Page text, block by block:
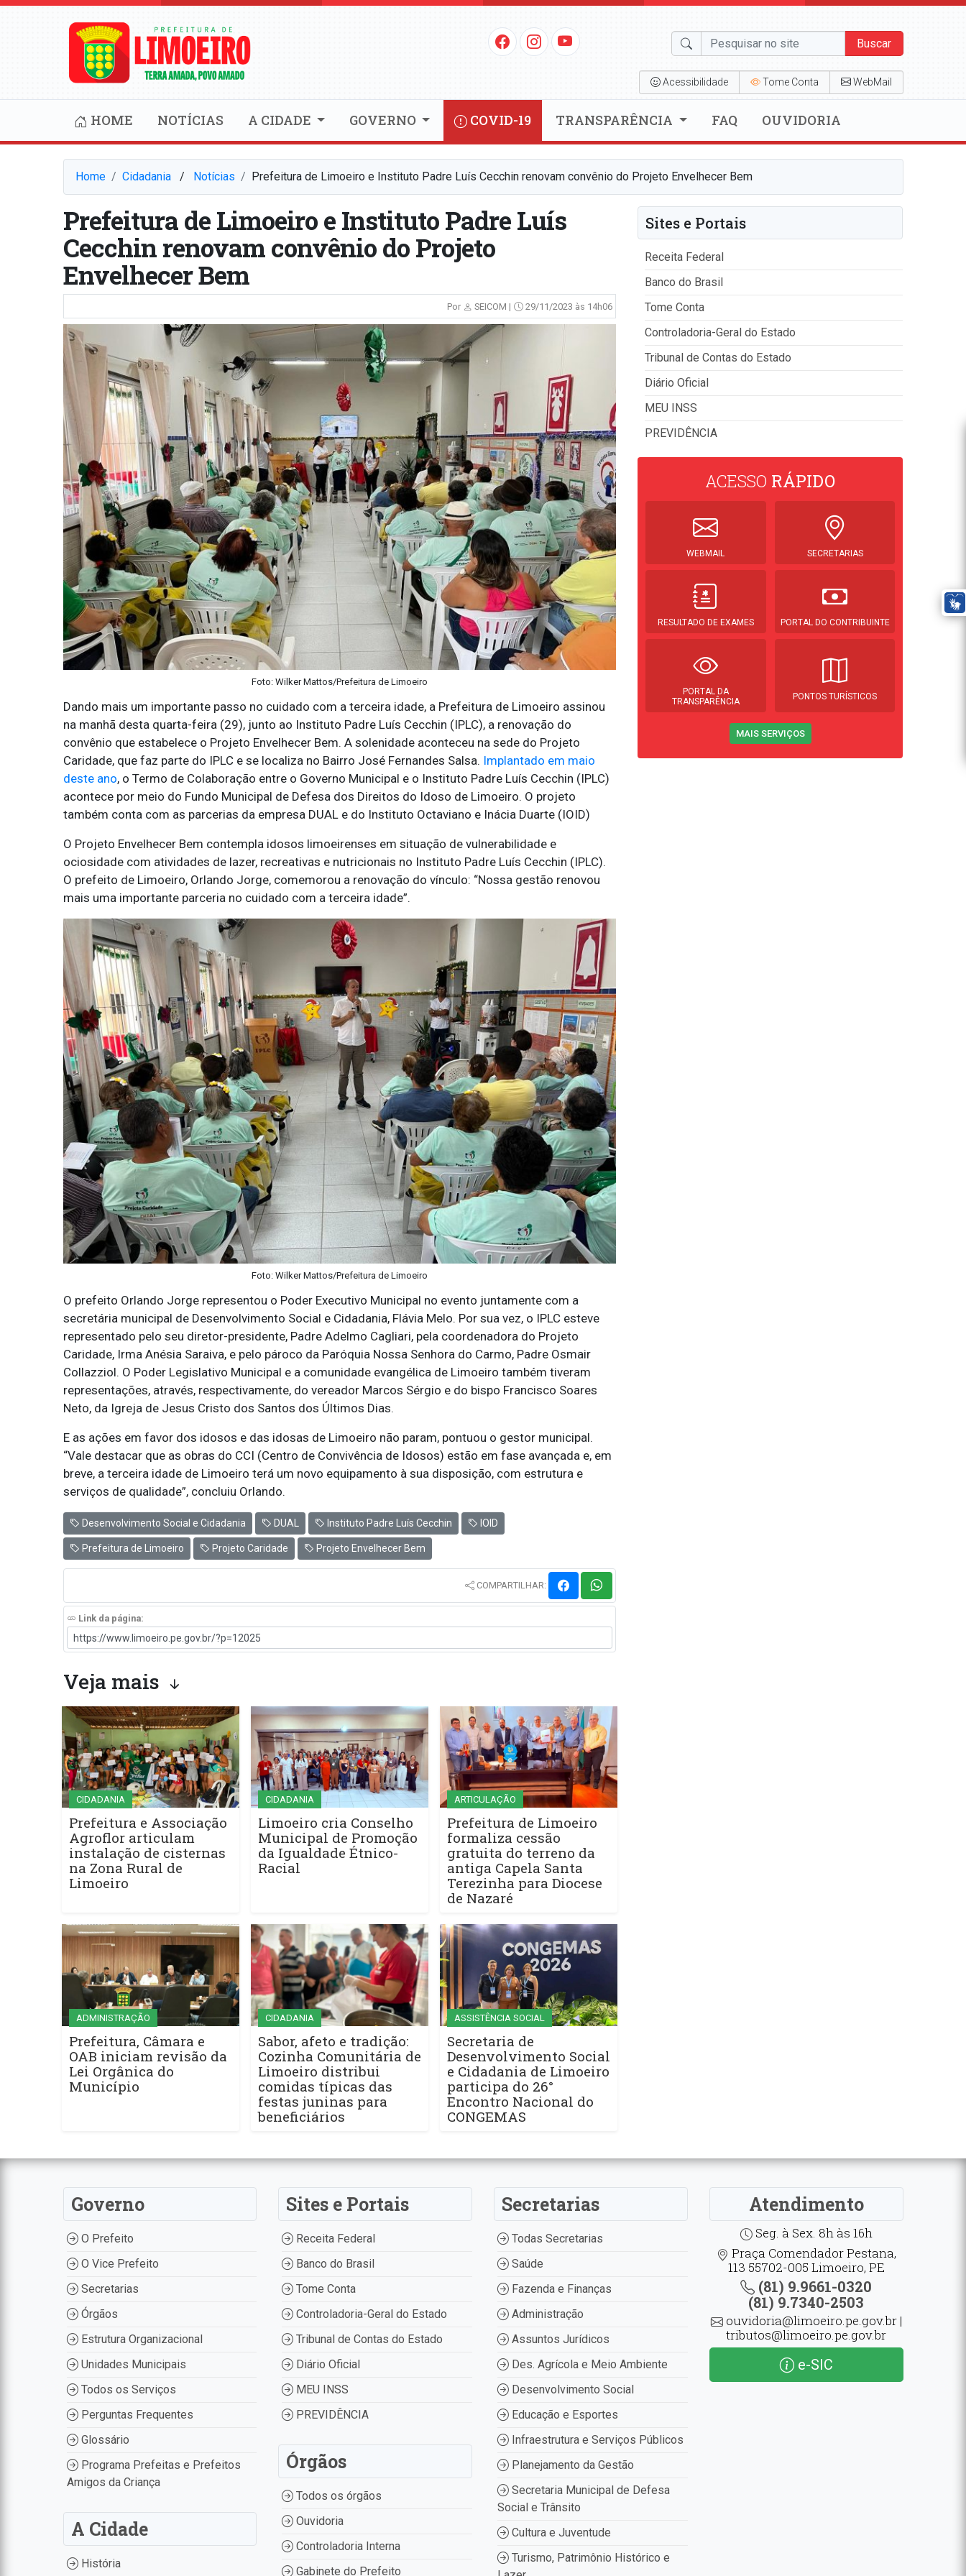
Buscar
Acessibilidade Tome Conta WebMail
HOME NOTÍCIAS A CIDADE GOVERNO COVID-19 TRANSPARÊNCIA FAQ OUVIDORIA
Home Cidadania⠀/⠀ Notícias Prefeitura de Limoeiro e Instituto Padre Luís Cecchin renovam convênio do Projeto Envelhecer Bem
Prefeitura de Limoeiro e Instituto Padre Luís
Cecchin renovam convênio do Projeto
Envelhecer Bem
Por SEICOM | 29/11/2023 às 14h06
Foto: Wilker Mattos/Prefeitura de Limoeiro
Dando mais um importante passo no cuidado com a terceira idade, a Prefeitura de Limoeiro assinou
na manhã desta quarta-feira (29), junto ao Instituto Padre Luís Cecchin (IPLC), a renovação do
convênio que estabelece o Projeto Envelhecer Bem. A solenidade aconteceu na sede do Projeto
Caridade, que faz parte do IPLC e se localiza no Bairro José Fernandes Salsa. Implantado em maio
deste ano, o Termo de Colaboração entre o Governo Municipal e o Instituto Padre Luís Cecchin (IPLC)
acontece por meio do Fundo Municipal de Defesa dos Direitos do Idoso de Limoeiro. O projeto
também conta com as parcerias da empresa DUAL e do Instituto Octaviano e Inácia Duarte (IOID)
O Projeto Envelhecer Bem contempla idosos limoeirenses em situação de vulnerabilidade e
ociosidade com atividades de lazer, recreativas e nutricionais no Instituto Padre Luís Cecchin (IPLC).
O prefeito de Limoeiro, Orlando Jorge, comemorou a renovação do vínculo: “Nossa gestão renovou
mais uma importante parceria no cuidado com a terceira idade”.
Foto: Wilker Mattos/Prefeitura de Limoeiro
O prefeito Orlando Jorge representou o Poder Executivo Municipal no evento juntamente com a
secretária municipal de Desenvolvimento Social e Cidadania, Flávia Melo. Por sua vez, o IPLC esteve
representado pelo seu diretor-presidente, Padre Adelmo Cagliari, pela coordenadora do Projeto
Caridade, Irma Anésia Saraiva, e pelo pároco da Paróquia Nossa Senhora do Carmo, Padre Osmair
Collazziol. O Poder Legislativo Municipal e a comunidade evangélica de Limoeiro também tiveram
representações, através, respectivamente, do vereador Marcos Sérgio e do bispo Francisco Soares
Neto, da Igreja de Jesus Cristo dos Santos dos Últimos Dias.
E as ações em favor dos idosos e das idosas de Limoeiro não param, pontuou o gestor municipal.
“Vale destacar que as obras do CCI (Centro de Convivência de Idosos) estão em fase avançada e, em
breve, a terceira idade de Limoeiro terá um novo equipamento à sua disposição, com estrutura e
serviços de qualidade”, concluiu Orlando.
Desenvolvimento Social e Cidadania DUAL Instituto Padre Luís Cecchin IOID
Prefeitura de Limoeiro Projeto Caridade Projeto Envelhecer Bem
COMPARTILHAR:
Link da página:
Veja mais
CIDADANIA
Prefeitura e Associação
Agroflor articulam
instalação de cisternas
na Zona Rural de
Limoeiro
CIDADANIA
Limoeiro cria Conselho
Municipal de Promoção
da Igualdade Étnico-
Racial
ARTICULAÇÃO
Prefeitura de Limoeiro
formaliza cessão
gratuita do terreno da
antiga Capela Santa
Terezinha para Diocese
de Nazaré
ADMINISTRAÇÃO
Prefeitura, Câmara e
OAB iniciam revisão da
Lei Orgânica do
Município
CIDADANIA
Sabor, afeto e tradição:
Cozinha Comunitária de
Limoeiro distribui
comidas típicas das
festas juninas para
beneficiários
ASSISTÊNCIA SOCIAL
Secretaria de
Desenvolvimento Social
e Cidadania de Limoeiro
participa do 26°
Encontro Nacional do
CONGEMAS
Sites e Portais
Receita Federal
Banco do Brasil
Tome Conta
Controladoria-Geral do Estado
Tribunal de Contas do Estado
Diário Oficial
MEU INSS
PREVIDÊNCIA
ACESSO RÁPIDO
WEBMAIL SECRETARIAS
RESULTADO DE EXAMES PORTAL DO CONTRIBUINTE
PORTAL DA
TRANSPARÊNCIA
PONTOS TURÍSTICOS
MAIS SERVIÇOS
Governo
O Prefeito
O Vice Prefeito
Secretarias
Órgãos
Estrutura Organizacional
Unidades Municipais
Todos os Serviços
Perguntas Frequentes
Glossário
Programa Prefeitas e Prefeitos
Amigos da Criança
A Cidade
História
Sites e Portais
Receita Federal
Banco do Brasil
Tome Conta
Controladoria-Geral do Estado
Tribunal de Contas do Estado
Diário Oficial
MEU INSS
PREVIDÊNCIA
Órgãos
Todos os órgãos
Ouvidoria
Controladoria Interna
Gabinete do Prefeito
Secretarias
Todas Secretarias
Saúde
Fazenda e Finanças
Administração
Assuntos Jurídicos
Des. Agrícola e Meio Ambiente
Desenvolvimento Social
Educação e Esportes
Infraestrutura e Serviços Públicos
Planejamento da Gestão
Secretaria Municipal de Defesa
Social e Trânsito
Cultura e Juventude
Turismo, Patrimônio Histórico e
Atendimento
Seg. à Sex. 8h às 16h
Praça Comendador Pestana,
113 55702-005 Limoeiro, PE
(81) 9.9661-0320
(81) 9.7340-2503
ouvidoria@limoeiro.pe.gov.br |
tributos@limoeiro.pe.gov.br
e-SIC